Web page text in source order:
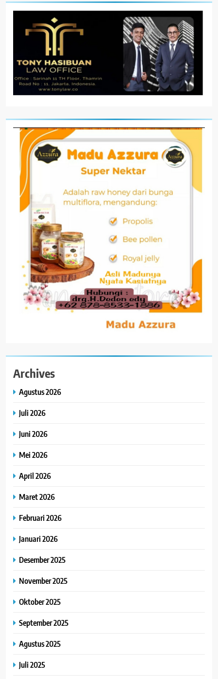
Archives
Agustus 2026
Juli 2026
Juni 2026
Mei 2026
April 2026
Maret 2026
Februari 2026
Januari 2026
Desember 2025
November 2025
Oktober 2025
September 2025
Agustus 2025
Juli 2025